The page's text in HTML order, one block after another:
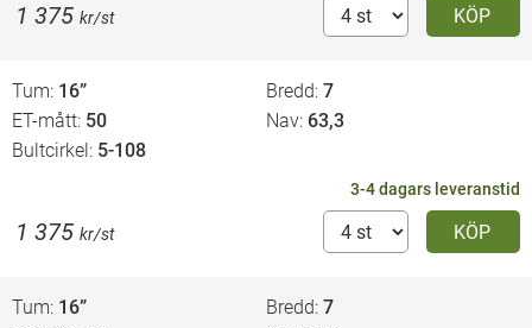
KÖP
1 375 kr/st
Tum 16” Bredd 7
ET-mått 50 Nav 63,3
Bultcirkel 5-108
3-4 dagars leveranstid
KÖP
1 375 kr/st
Tum 16” Bredd 7